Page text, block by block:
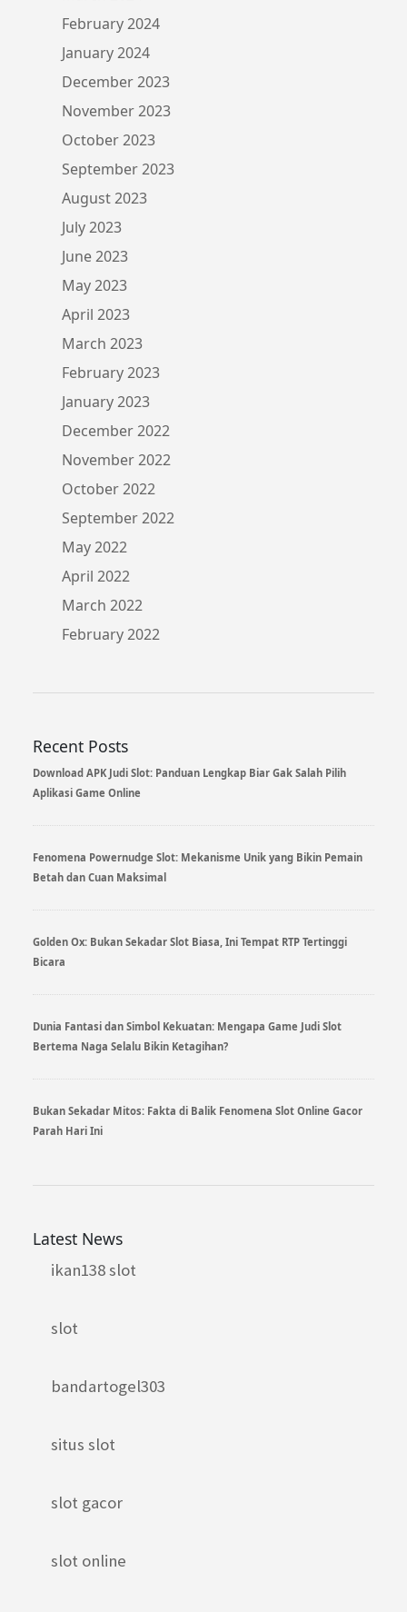
February 2024
January 2024
December 2023
November 2023
October 2023
September 2023
August 2023
July 2023
June 2023
May 2023
April 2023
March 2023
February 2023
January 2023
December 2022
November 2022
October 2022
September 2022
May 2022
April 2022
March 2022
February 2022
Recent Posts
Download APK Judi Slot: Panduan Lengkap Biar Gak Salah Pilih
Aplikasi Game Online
Fenomena Powernudge Slot: Mekanisme Unik yang Bikin Pemain
Betah dan Cuan Maksimal
Golden Ox: Bukan Sekadar Slot Biasa, Ini Tempat RTP Tertinggi
Bicara
Dunia Fantasi dan Simbol Kekuatan: Mengapa Game Judi Slot
Bertema Naga Selalu Bikin Ketagihan?
Bukan Sekadar Mitos: Fakta di Balik Fenomena Slot Online Gacor
Parah Hari Ini
Latest News
ikan138 slot
slot
bandartogel303
situs slot
slot gacor
slot online